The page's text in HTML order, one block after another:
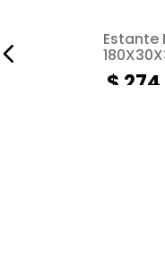
Estante
$ 274